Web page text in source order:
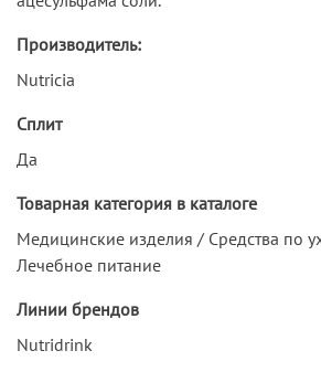
Производитель:
Nutricia
Сплит
Да
Товарная категория в каталоге
Медицинские изделия / Средства по
Лечебное питание
Линии брендов
Nutridrink